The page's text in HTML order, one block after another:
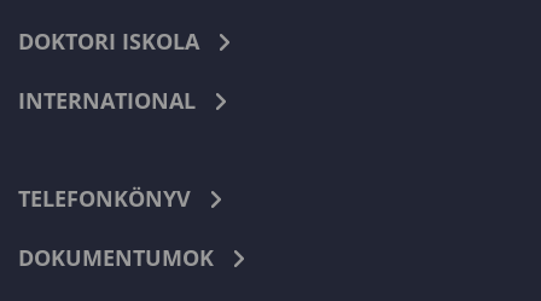
DOKTORI ISKOLA
INTERNATIONAL
TELEFONKÖNYV
DOKUMENTUMOK